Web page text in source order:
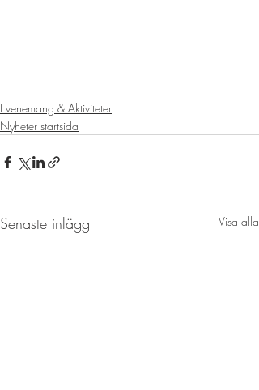
Evenemang & Aktiviteter
Nyheter startsida
Senaste inlägg Visa alla